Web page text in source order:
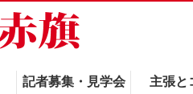
記者募集・見学会 主張と